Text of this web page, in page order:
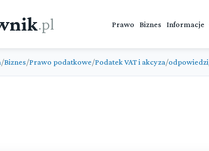
.pl Prawo Biznes Informacje
/Biznes/Prawo podatkowe/Podatek VAT i akcyza/odpowiedzi